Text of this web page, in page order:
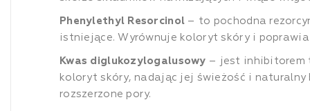
Phenylethyl Resorcinol – to pochodna
istniejące. Wyrównuje koloryt skóry i
Kwas diglukozylogalusowy – jest inhibitorem
koloryt skóry, nadając jej świeżość i naturalny
rozszerzone pory.